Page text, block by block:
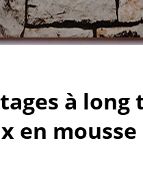
à long
en